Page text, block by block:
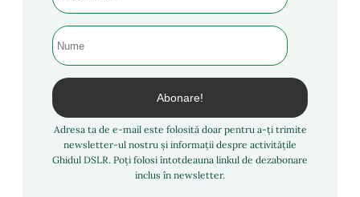
Adresa ta de e-mail este folosită doar pentru a-ți trimite
newsletter-ul nostru și informații despre activitățile
Ghidul DSLR. Poți folosi întotdeauna linkul de dezabonare
inclus în newsletter.